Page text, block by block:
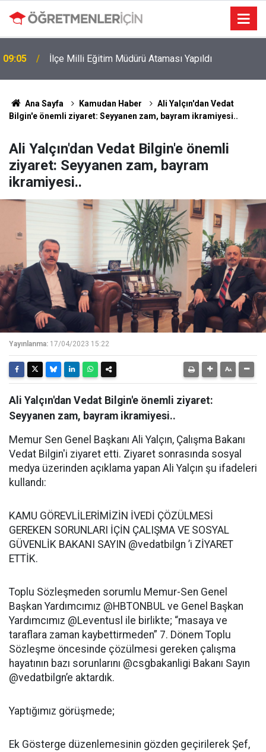
19:00
MEB e-Kayıt Sonuçları e-Devlet'te: İşte Sorgulama
Ekranı ve Nakil Detayları
Ana Sayfa Kamudan Haber
Ali Yalçın'dan Vedat
Bilgin'e önemli ziyaret: Seyyanen zam, bayram ikramiyesi..
Ali Yalçın'dan Vedat Bilgin'e önemli
ziyaret: Seyyanen zam, bayram
ikramiyesi..
Yayınlanma: 17/04/2023 15:22
Ali Yalçın'dan Vedat Bilgin'e önemli ziyaret:
Seyyanen zam, bayram ikramiyesi..
Memur Sen Genel Başkanı Ali Yalçın, Çalışma Bakanı
Vedat Bilgin'i ziyaret etti. Ziyaret sonrasında sosyal
medya üzerinden açıklama yapan Ali Yalçın şu ifadeleri
kullandı:
KAMU GÖREVLİLERİMİZİN İVEDİ ÇÖZÜLMESİ
GEREKEN SORUNLARI İÇİN ÇALIŞMA VE SOSYAL
GÜVENLİK BAKANI SAYIN @vedatbilgn ’i ZİYARET
ETTİK.
Toplu Sözleşmeden sorumlu Memur-Sen Genel
Başkan Yardımcımız @HBTONBUL ve Genel Başkan
Yardımcımız @Leventusl ile birlikte; “masaya ve
taraflara zaman kaybettirmeden” 7. Dönem Toplu
Sözleşme öncesinde çözülmesi gereken çalışma
hayatının bazı sorunlarını @csgbakanligi Bakanı Sayın
@vedatbilgn’e aktardık.
Yaptığımız görüşmede;
Ek Gösterge düzenlemesinin gözden geçirilerek Şef,